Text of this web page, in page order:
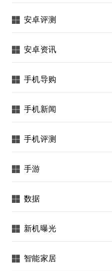
安卓评测
安卓资讯
手机导购
手机新闻
手机评测
手游
数据
新机曝光
智能家居